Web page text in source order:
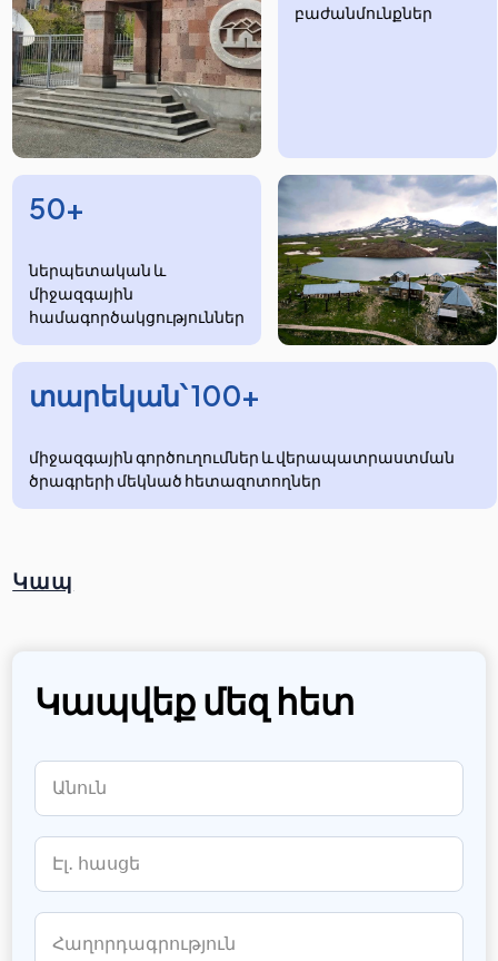
բաժանմունքներ
50+
ներպետական և
միջազգային
համագործակցություններ
տարեկան՝ 100+
միջազգային գործուղումներ և վերապատրաստման
ծրագրերի մեկնած հետազոտողներ
Կապ
Կապվեք մեզ հետ